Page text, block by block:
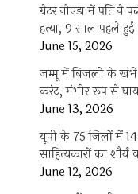
ग्रेटर नोएडा में पति ने
हत्या, 9 साल पहले
June 15, 2026
जम्मू में बिजली के खंभे
करंट, गंभीर रूप से
June 13, 2026
यूपी के 75 जिलों में
साहित्यकारों का शौर्य
June 12, 2026